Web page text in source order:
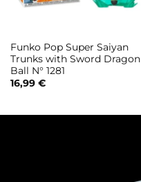
Funko Pop Super Saiyan
Trunks with Sword Dragon
Ball N° 1281
16,99 €